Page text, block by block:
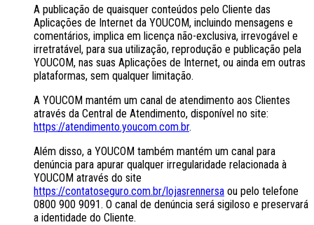
A publicação de quaisquer conteúdos pelo Cliente das
Aplicações de Internet da YOUCOM, incluindo mensagens e
comentários, implica em licença não-exclusiva, irrevogável e
irretratável, para sua utilização, reprodução e publicação pela
YOUCOM, nas suas Aplicações de Internet, ou ainda em outras
plataformas, sem qualquer limitação.
A YOUCOM mantém um canal de atendimento aos Clientes
através da Central de Atendimento, disponível no site:
https://atendimento.youcom.com.br.
Além disso, a YOUCOM também mantém um canal para
denúncia para apurar qualquer irregularidade relacionada à
YOUCOM através do site
https://contatoseguro.com.br/lojasrennersa ou pelo telefone
0800 900 9091. O canal de denúncia será sigiloso e preservará
a identidade do Cliente.